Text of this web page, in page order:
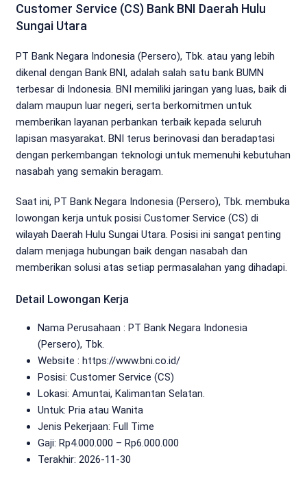
Customer Service (CS) Bank BNI Daerah Hulu
Sungai Utara
PT Bank Negara Indonesia (Persero), Tbk. atau yang lebih
dikenal dengan Bank BNI, adalah salah satu bank BUMN
terbesar di Indonesia. BNI memiliki jaringan yang luas, baik di
dalam maupun luar negeri, serta berkomitmen untuk
memberikan layanan perbankan terbaik kepada seluruh
lapisan masyarakat. BNI terus berinovasi dan beradaptasi
dengan perkembangan teknologi untuk memenuhi kebutuhan
nasabah yang semakin beragam.
Saat ini, PT Bank Negara Indonesia (Persero), Tbk. membuka
lowongan kerja untuk posisi Customer Service (CS) di
wilayah Daerah Hulu Sungai Utara. Posisi ini sangat penting
dalam menjaga hubungan baik dengan nasabah dan
memberikan solusi atas setiap permasalahan yang dihadapi.
Detail Lowongan Kerja
Nama Perusahaan : PT Bank Negara Indonesia
(Persero), Tbk.
Website : https://www.bni.co.id/
Posisi: Customer Service (CS)
Lokasi: Amuntai, Kalimantan Selatan.
Untuk: Pria atau Wanita
Jenis Pekerjaan: Full Time
Gaji: Rp4.000.000 – Rp6.000.000
Terakhir: 2026-11-30